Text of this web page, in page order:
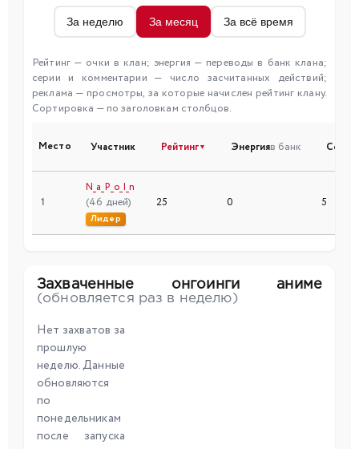
За неделю За месяц За всё время
Рейтинг — очки в клан; энергия — переводы в банк клана;
серии и комментарии — число засчитанных действий;
реклама — просмотры, за которые начислен рейтинг клану.
Сортировка — по заголовкам столбцов.
Место Участник Рейтинг▼ Энергияв банк Серии
1
N_a_P_o_I_n
(46 дней)
Лидер
25 0 5
Захваченные онгоинги аниме
(обновляется раз в неделю)
Нет захватов за
прошлую
неделю. Данные
обновляются
по
понедельникам
после запуска